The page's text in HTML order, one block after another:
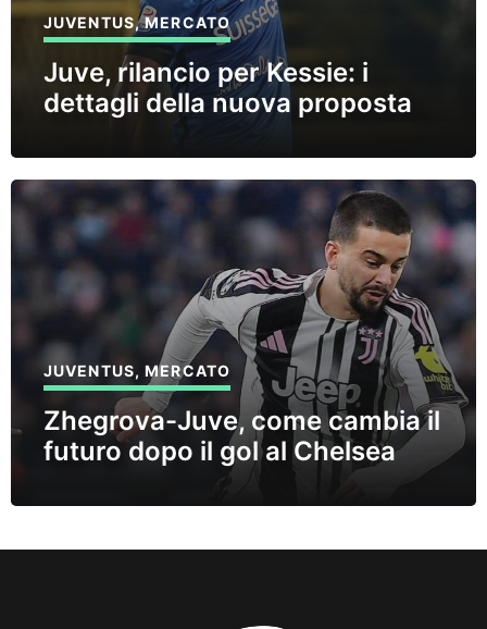
JUVENTUS,MERCATO
Juve, rilancio per Kessie: i
dettagli della nuova proposta
JUVENTUS,MERCATO
Zhegrova-Juve, come cambia il
futuro dopo il gol al Chelsea